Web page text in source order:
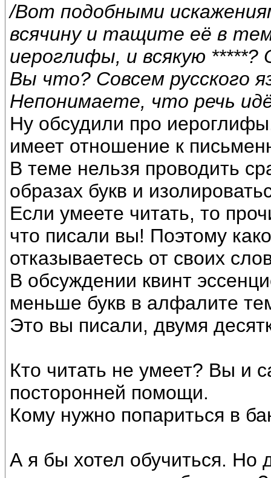
/Вот подобными
всячину и тащите её в
иероглифы, и всякую *****?
Вы что? Совсем русского
Непонимаете, что речь
Ну обсудили про
имеет отношение к
В теме нельзя проводить
образах букв и
Если умеете читать, то
что писали вы! Поэтому
отказываетесь от своих
В обсуждении квинт
меньше букв в алфалите
Это вы писали, двумя
Кто читать не умеет? Вы и
посторонней помощи.
Кому нужно попариться в
А я бы хотел обучиться. Но